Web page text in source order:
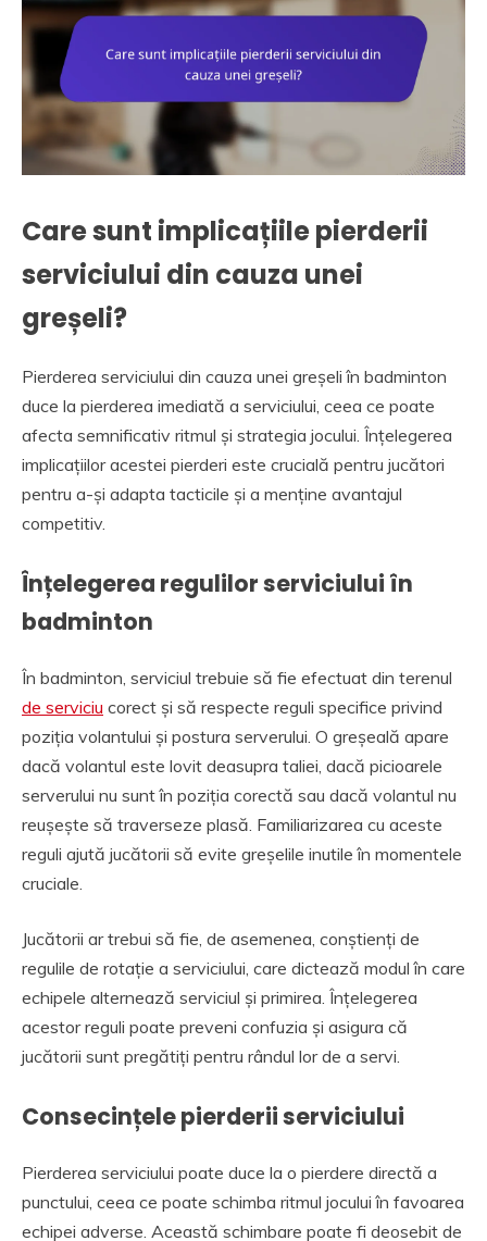
Care sunt implicațiile pierderii
serviciului din cauza unei
greșeli?
Pierderea serviciului din cauza unei greșeli în badminton
duce la pierderea imediată a serviciului, ceea ce poate
afecta semnificativ ritmul și strategia jocului. Înțelegerea
implicațiilor acestei pierderi este crucială pentru jucători
pentru a-și adapta tacticile și a menține avantajul
competitiv.
Înțelegerea regulilor serviciului în
badminton
În badminton, serviciul trebuie să fie efectuat din terenul
de serviciu corect și să respecte reguli specifice privind
poziția volantului și postura serverului. O greșeală apare
dacă volantul este lovit deasupra taliei, dacă picioarele
serverului nu sunt în poziția corectă sau dacă volantul nu
reușește să traverseze plasă. Familiarizarea cu aceste
reguli ajută jucătorii să evite greșelile inutile în momentele
cruciale.
Jucătorii ar trebui să fie, de asemenea, conștienți de
regulile de rotație a serviciului, care dictează modul în care
echipele alternează serviciul și primirea. Înțelegerea
acestor reguli poate preveni confuzia și asigura că
jucătorii sunt pregătiți pentru rândul lor de a servi.
Consecințele pierderii serviciului
Pierderea serviciului poate duce la o pierdere directă a
punctului, ceea ce poate schimba ritmul jocului în favoarea
echipei adverse. Această schimbare poate fi deosebit de